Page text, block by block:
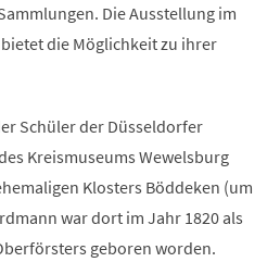
Die Ausstellung im
die Möglichkeit zu ihrer
Schüler der Düsseldorfer
Kreismuseums Wewelsburg
Klosters Böddeken (um
war dort im Jahr 1820 als
geboren worden.